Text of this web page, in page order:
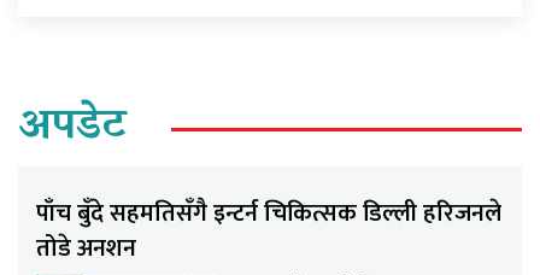
अपडेट
पाँच बुँदे सहमतिसँगै इन्टर्न चिकित्सक डिल्ली हरिजनले
तोडे अनशन